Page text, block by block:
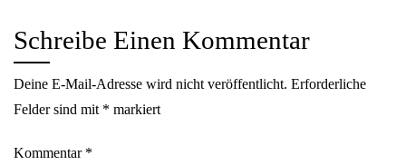
Schreibe Einen Kommentar
Deine E-Mail-Adresse wird nicht veröffentlicht. Erforderliche
Felder sind mit * markiert
Kommentar *